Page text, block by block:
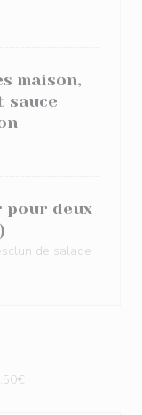
maison,
sauce
pour deux
de salade